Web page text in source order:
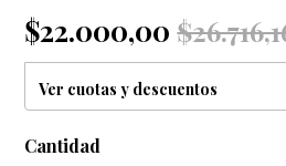
$22.000,00
Ver cuotas y descuentos
Cantidad